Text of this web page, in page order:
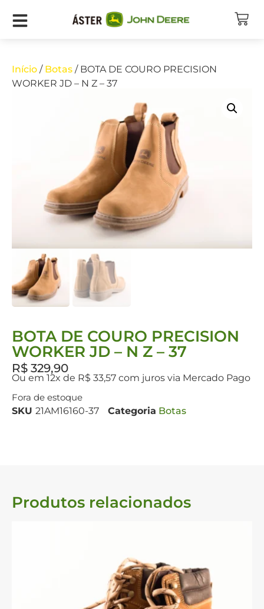
Início / Botas / BOTA DE COURO PRECISION
WORKER JD – N Z – 37
BOTA DE COURO PRECISION
WORKER JD – N Z – 37
R$ 329,90
Ou em 12x de R$ 33,57 com juros via Mercado Pago
Fora de estoque
SKU 21AM16160-37 Categoria Botas
Produtos relacionados